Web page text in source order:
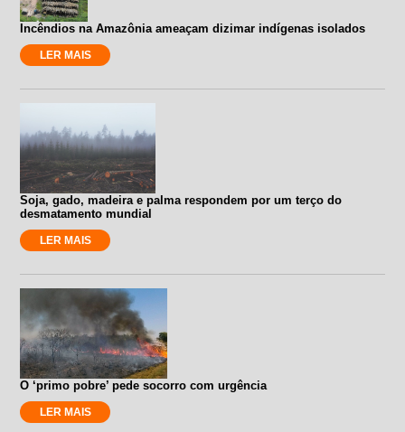
Incêndios na Amazônia ameaçam dizimar indígenas isolados
LER MAIS
Soja, gado, madeira e palma respondem por um terço do
desmatamento mundial
LER MAIS
O ‘primo pobre’ pede socorro com urgência
LER MAIS